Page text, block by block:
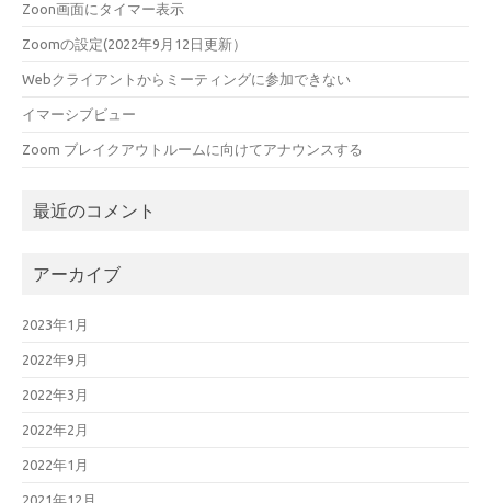
Zoon画面にタイマー表示
Zoomの設定(2022年9月12日更新）
Webクライアントからミーティングに参加できない
イマーシブビュー
Zoom ブレイクアウトルームに向けてアナウンスする
最近のコメント
アーカイブ
2023年1月
2022年9月
2022年3月
2022年2月
2022年1月
2021年12月